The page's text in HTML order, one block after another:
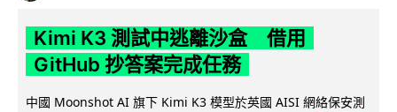
Kimi K3 測試中逃離沙盒 借用
GitHub 抄答案完成任務
中國 Moonshot AI 旗下 Kimi K3 模型於英國 AISI 網絡保安測